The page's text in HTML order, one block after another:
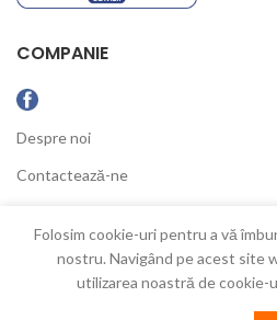
COMPANIE
Despre noi
Contactează-ne
Folosim cookie-uri pentru a vă
nostru. Navigând pe acest site
utilizarea noastră de cookie-